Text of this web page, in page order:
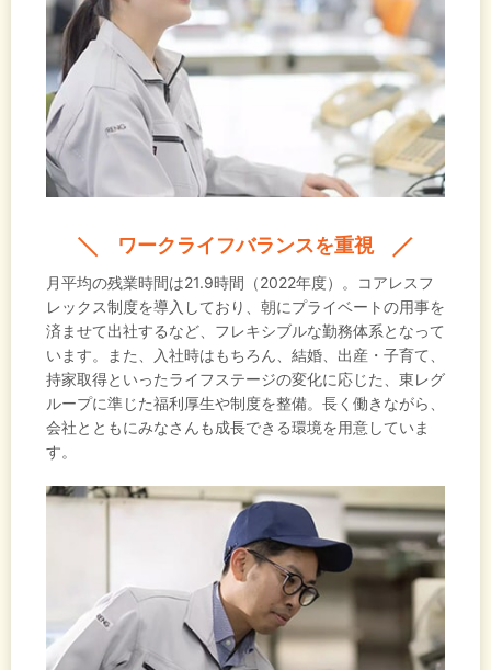
ワークライフバランスを重視
月平均の残業時間は21.9時間（2022年度）。コアレスフ
レックス制度を導入しており、朝にプライベートの用事を
済ませて出社するなど、フレキシブルな勤務体系となって
います。また、入社時はもちろん、結婚、出産・子育て、
持家取得といったライフステージの変化に応じた、東レグ
ループに準じた福利厚生や制度を整備。長く働きながら、
会社とともにみなさんも成長できる環境を用意していま
す。